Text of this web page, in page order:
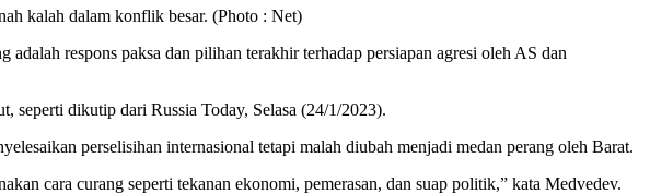
kalah dalam konflik besar. (Photo : Net)
respons paksa dan pilihan terakhir terhadap persiapan agresi oleh AS dan
seperti dikutip dari Russia Today, Selasa (24/1/2023).
perselisihan internasional tetapi malah diubah menjadi medan perang oleh Barat.
cara curang seperti tekanan ekonomi, pemerasan, dan suap politik,” kata Medvedev.